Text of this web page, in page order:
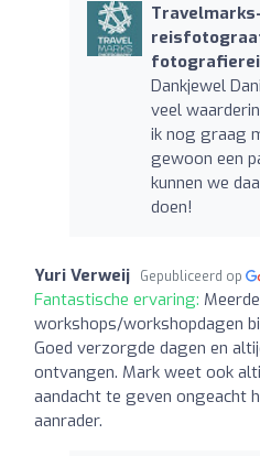
Dankjewel
veel
ik nog graag
gewoon een
kunnen we
doen!
Yuri Verweij Gepubliceerd op
Fantastische ervaring:
workshops/workshopdagen
Goed verzorgde dagen en
ontvangen. Mark weet ook
aandacht te geven ongeacht
aanrader.